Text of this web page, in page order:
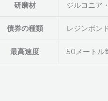
研磨材 ジルコニア
債券の種類 レジンボン
最高速度 50メートル